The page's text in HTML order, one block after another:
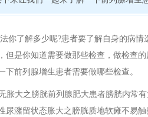
你了解多少呢?患者要了解自身的病
但是你知道需要做那些检查，做检查
下前列腺增生患者需要做哪些检查。
胀大之膀胱前列腺肥大患者膀胱内常
尿潴留状态胀大之膀胱质地软瘫不易触